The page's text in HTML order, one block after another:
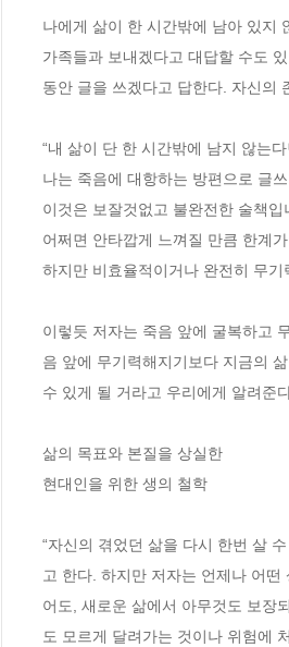
나에게 삶이 한 시간밖에 남아 있
가족들과 보내겠다고 대답할 수도
동안 글을 쓰겠다고 답한다. 자신의
“내 삶이 단 한 시간밖에 남지 않는다
나는 죽음에 대항하는 방편으로 글
이것은 보잘것없고 불완전한 술책입
어쩌면 안타깝게 느껴질 만큼 한계
하지만 비효율적이거나 완전히 무기
이렇듯 저자는 죽음 앞에 굴복하고
음 앞에 무기력해지기보다 지금의
수 있게 될 거라고 우리에게 알려준
삶의 목표와 본질을 상실한
현대인을 위한 생의 철학
“자신의 겪었던 삶을 다시 한번 살
고 한다. 하지만 저자는 언제나 어
어도, 새로운 삶에서 아무것도 보장
도 모르게 달려가는 것이나 위험에